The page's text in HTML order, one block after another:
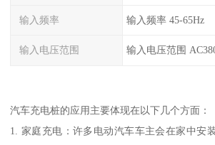
输入频率 输入频率 45-65Hz
输入电压范围 输入电压范围
汽车充电桩的应用主要体现在以下几个方面：
1. 家庭充电：许多电动汽车车主会在家中安